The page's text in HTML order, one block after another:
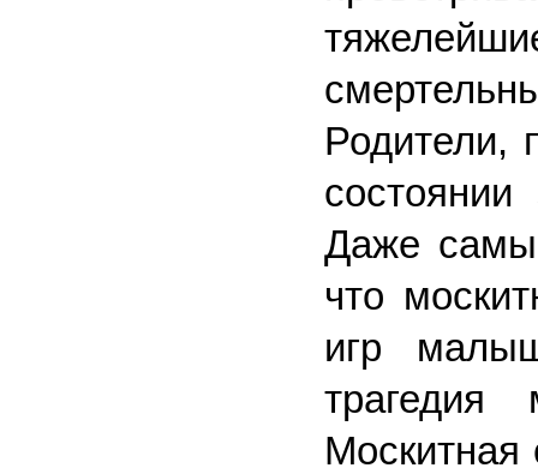
Родители,
Даже
что
игр
Москитная